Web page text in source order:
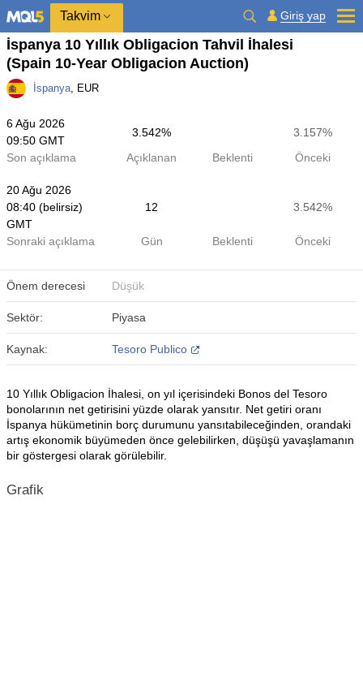
Takvim Giriş yap
İspanya 10 Yıllık Obligacion Tahvil İhalesi
(Spain 10-Year Obligacion Auction)
İspanya, EUR
6 Ağu 2026
09:50 GMT
3.542%
3.157%
Son açıklama
Açıklanan Beklenti Önceki
20 Ağu 2026
08:40 (belirsiz)
GMT
12 3.542%
Sonraki açıklama Gün Beklenti Önceki
Önem derecesi Düşük
Sektör: Piyasa
Kaynak: Tesoro Publico
10 Yıllık Obligacion İhalesi, on yıl içerisindeki Bonos del Tesoro
bonolarının net getirisini yüzde olarak yansıtır. Net getiri oranı
İspanya hükümetinin borç durumunu yansıtabileceğinden, orandaki
artış ekonomik büyümeden önce gelebilirken, düşüşü yavaşlamanın
bir göstergesi olarak görülebilir.
Grafik